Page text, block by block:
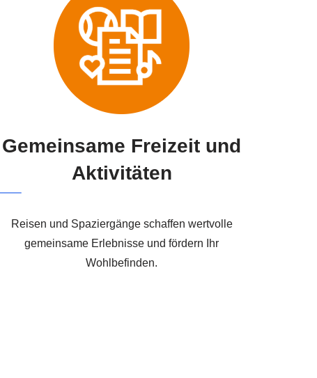
Gemeinsame Freizeit und
Aktivitäten
Reisen und Spaziergänge schaffen wertvolle
gemeinsame Erlebnisse und fördern Ihr
Wohlbefinden.